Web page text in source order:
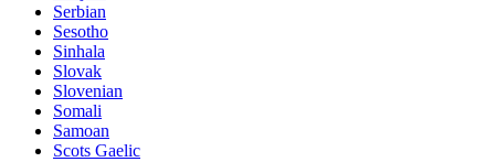
Serbian
Sesotho
Sinhala
Slovak
Slovenian
Somali
Samoan
Scots Gaelic